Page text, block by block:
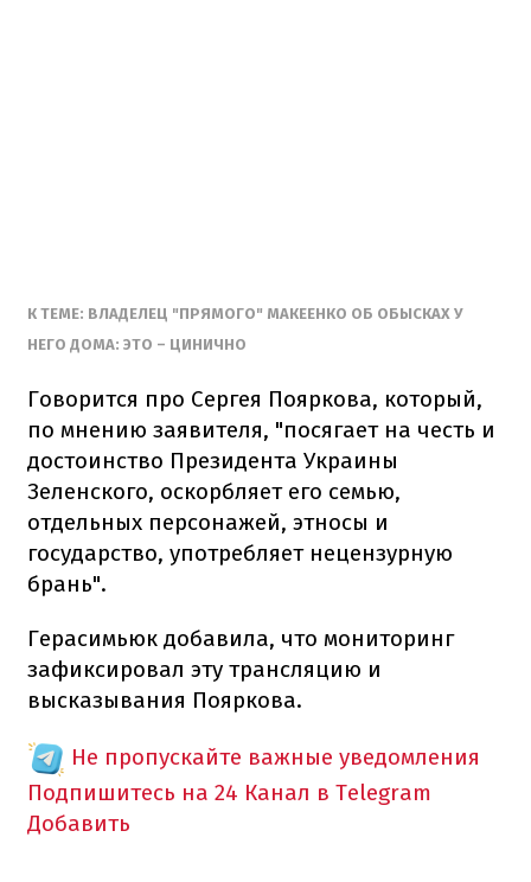
К ТЕМЕ: ВЛАДЕЛЕЦ "ПРЯМОГО" МАКЕЕНКО ОБ ОБЫСКАХ У
НЕГО ДОМА: ЭТО – ЦИНИЧНО
Говорится про Сергея Пояркова, который,
по мнению заявителя, "посягает на честь и
достоинство Президента Украины
Зеленского, оскорбляет его семью,
отдельных персонажей, этносы и
государство, употребляет нецензурную
брань".
Герасимьюк добавила, что мониторинг
зафиксировал эту трансляцию и
высказывания Пояркова.
Не пропускайте важные уведомления
Подпишитесь на 24 Канал в Telegram
Добавить